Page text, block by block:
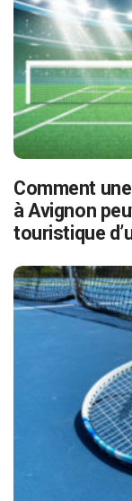
Comment
à Avignon
touristique